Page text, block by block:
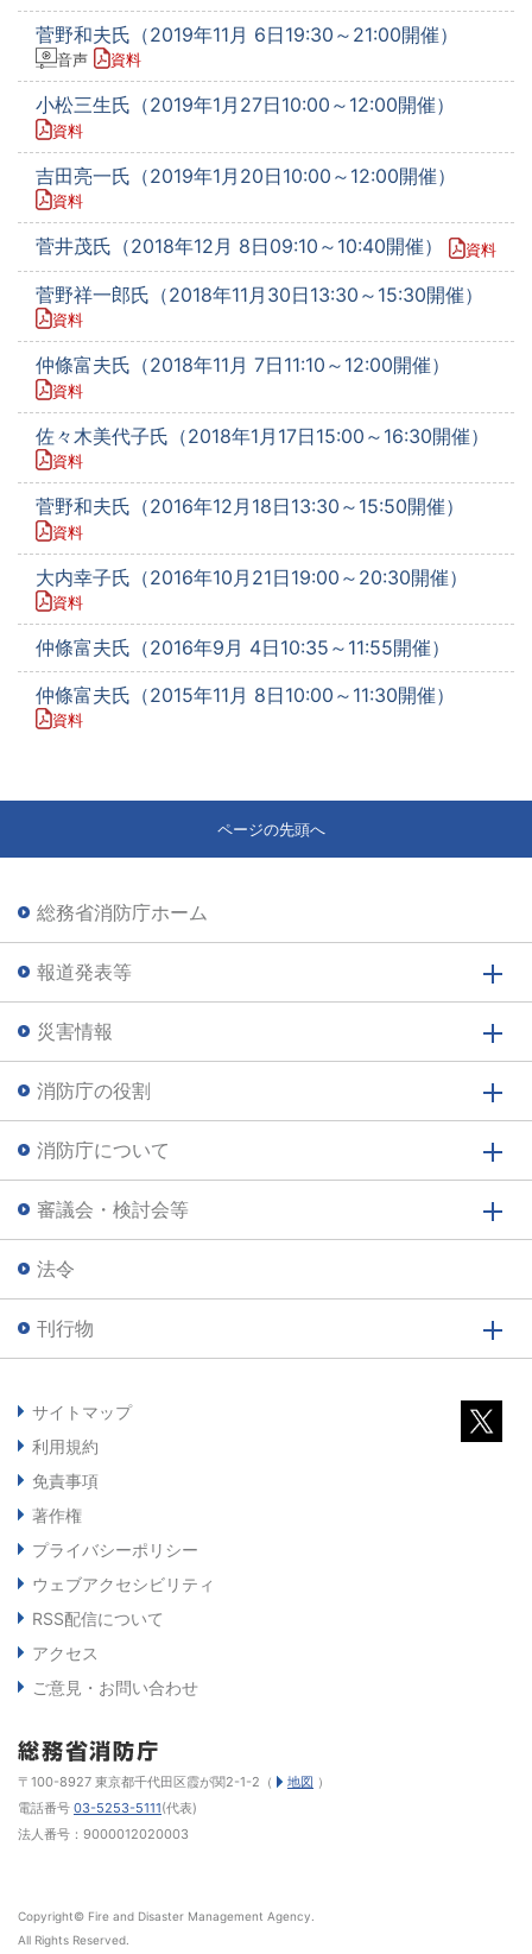
菅野和夫氏（2019年11月 6日19:30～21:00開催）
音声 資料
小松三生氏（2019年1月27日10:00～12:00開催）
資料
吉田亮一氏（2019年1月20日10:00～12:00開催）
資料
菅井茂氏（2018年12月 8日09:10～10:40開催） 資料
菅野祥一郎氏（2018年11月30日13:30～15:30開催）
資料
仲條富夫氏（2018年11月 7日11:10～12:00開催）
資料
佐々木美代子氏（2018年1月17日15:00～16:30開催）
資料
菅野和夫氏（2016年12月18日13:30～15:50開催）
資料
大内幸子氏（2016年10月21日19:00～20:30開催）
資料
仲條富夫氏（2016年9月 4日10:35～11:55開催）
仲條富夫氏（2015年11月 8日10:00～11:30開催）
資料
ページの先頭へ
総務省消防庁ホーム
報道発表等
災害情報
消防庁の役割
消防庁について
審議会・検討会等
法令
刊行物
サイトマップ
利用規約
免責事項
著作権
プライバシーポリシー
ウェブアクセシビリティ
RSS配信について
アクセス
ご意見・お問い合わせ
〒100-8927 東京都千代田区霞が関2-1-2（ 地図 ）
電話番号 03-5253-5111(代表)
法人番号：9000012020003
Copyright© Fire and Disaster Management Agency.
All Rights Reserved.